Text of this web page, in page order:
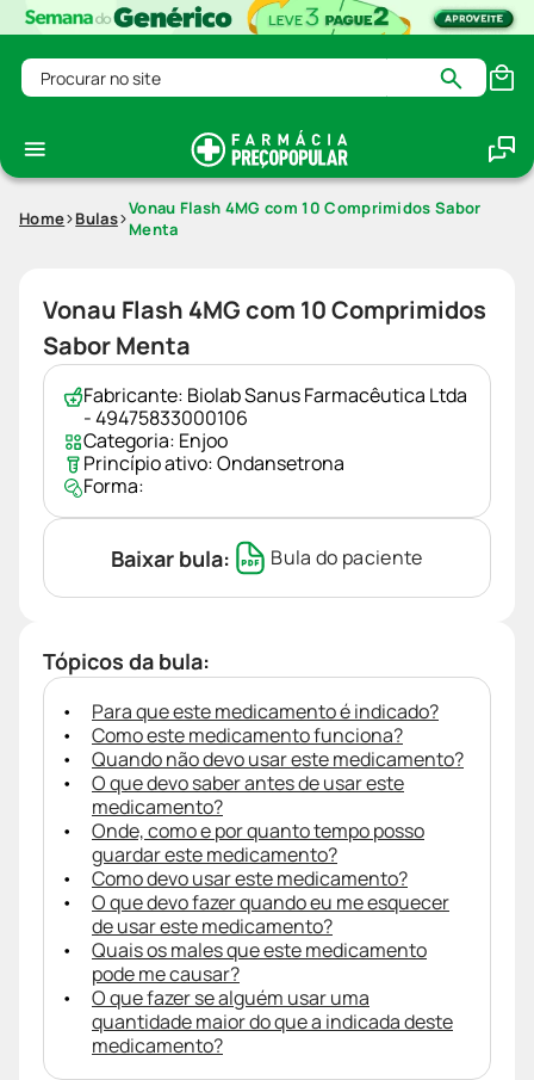
Procurar no site
Home Bulas Vonau Flash 4MG com 10 Comprimidos Sabor
Menta
Vonau Flash 4MG com 10 Comprimidos
Sabor Menta
Fabricante: Biolab Sanus Farmacêutica Ltda
- 49475833000106
Categoria: Enjoo
Princípio ativo:Ondansetrona
Forma:
Baixar bula: Bula do paciente
Tópicos da bula:
Para que este medicamento é indicado?
Como este medicamento funciona?
Quando não devo usar este medicamento?
O que devo saber antes de usar este
medicamento?
Onde, como e por quanto tempo posso
guardar este medicamento?
Como devo usar este medicamento?
O que devo fazer quando eu me esquecer
de usar este medicamento?
Quais os males que este medicamento
pode me causar?
O que fazer se alguém usar uma
quantidade maior do que a indicada deste
medicamento?